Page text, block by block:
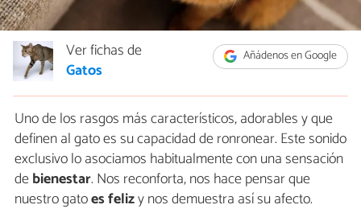
Añádenos en Google
Ver fichas de
Gatos
Uno de los rasgos más característicos, adorables y que
definen al gato es su capacidad de ronronear. Este sonido
exclusivo lo asociamos habitualmente con una sensación
debienestar. Nos reconforta, nos hace pensar que
nuestro gatoes felizy nos demuestra así su afecto.